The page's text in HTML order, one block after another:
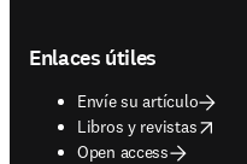
Enlaces útiles
Envíe su artículo
Libros y revistas
opens in new tab/
Open access